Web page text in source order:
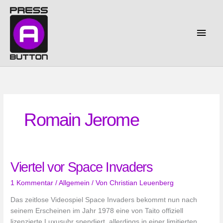
Inhalt
springen
Romain Jerome
Viertel vor Space Invaders
1 Kommentar /Allgemein / VonChristian Leuenberg
Das zeitlose Videospiel Space Invaders bekommt nun nach
seinem Erscheinen im Jahr 1978 eine von Taito offiziell